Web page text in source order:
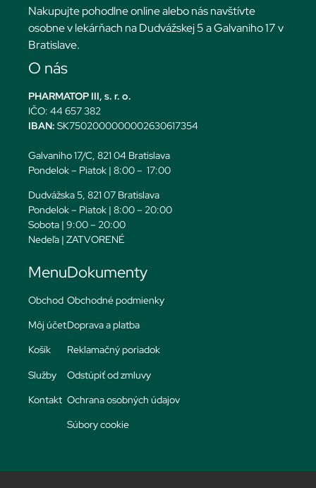
Nakupujte pohodlne online alebo nás navštívte
osobne v lekárňach na Dudvážskej 5 a Galvaniho 17 v
Bratislave.
O nás
PHARMATOP III, s. r. o.
IČO: 44 657 382
IBAN: SK7502000000002630617354
Galvaniho 17/C, 821 04 Bratislava
Pondelok – Piatok | 8:00 – 17:00
Dudvážska 5, 821 07 Bratislava
Pondelok – Piatok | 8:00 – 20:00
Sobota | 9:00 – 20:00
Nedeľa | ZATVORENÉ
Menu
Obchod
Môj účet
Košík
Služby
Kontakt
Dokumenty
Obchodné podmienky
Doprava a platba
Reklamačný poriadok
Odstúpiť od zmluvy
Ochrana osobných údajov
Súbory cookie